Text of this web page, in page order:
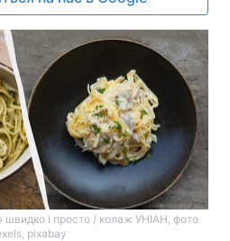
і просто / колаж УНІАН, фото
pixabay